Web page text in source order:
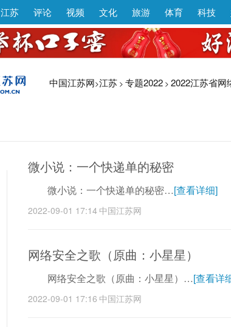
江苏 评论 视频 文化 旅游 体育 科技
中国江苏网>江苏 > 专题2022 > 2022江苏省网
微小说：一个快递单的秘密
微小说：一个快递单的秘密…[查看详细]
2022-09-01 17:14 中国江苏网
网络安全之歌（原曲：小星星）
网络安全之歌（原曲：小星星）…[查看详
2022-09-01 17:16 中国江苏网